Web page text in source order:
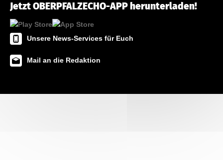
Jetzt OBERPFALZECHO-APP herunterladen!
Unsere News-Services für Euch
Mail an die Redaktion